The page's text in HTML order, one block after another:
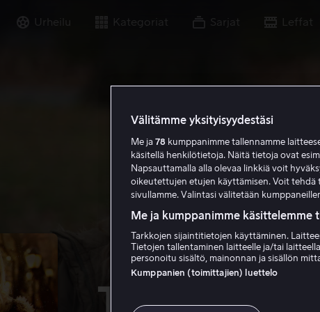
Urheilu Kategoriat Sarjat Leffat
The Girl
Välitämme yksityisyydestäsi
Me ja 78 kumppanimme tallennamme
käsitellä henkilötietoja. Näitä tietoja ovat
Napsauttamalla alla olevaa linkkiä voit
oikeutettujen etujen käyttämisen. Voit
sivullamme. Valintasi välitetään
Me ja kumppanimme käsittelemme
Tarkkojen sijaintitietojen käyttäminen.
Tietojen tallentaminen laitteelle ja/tai
personoitu sisältö, mainonnan ja sisällön
Kumppanien (toimittajien) luettelo